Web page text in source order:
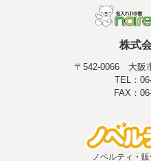
株式
〒542-0066 大阪
TEL：
FAX：
ノベルティ・